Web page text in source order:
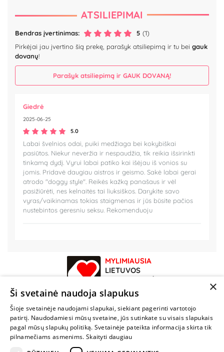
ATSILIEPIMAI
Bendras įvertinimas: 5 (1)
Pirkėjai jau įvertino šią prekę, parašyk atsiliepimą ir tu bei gauk
dovanų!
Parašyk atsiliepimą ir GAUK DOVANĄ!
Giedrė
2025-06-25
5.0
Labai švelnios odai, puiki medžiaga bei kokybiškai
pasiūtos. Niekur neveržia ir nespaudžia, tik reikia išsirinkti
tinkamą dydį. Vyrui labai patiko kai išėjau iš vonios su
jomis. Pridavė daugiau aistros ir geismo. Sakė labai gerai
atrodo "doggy style". Reikės kažką panašaus ir vėl
pasižiūrėti, nes kelnaitės tai liuksiškos. Darykite savo
vyras/vaikinamas tokias staigmenas ir jūs būsite pačios
nustebintos geresniu seksu. Rekomenduoju
MYLIMIAUSIA
LIETUVOS
PARDUOTUVĖ
NENUSTOK
ŽAISTI
×
Ši svetainė naudoja slapukus
Šioje svetainėje naudojami slapukai, siekiant pagerinti vartotojo
patirtį. Naudodamiesi mūsų svetaine, jūs sutinkate su visais slapukais
pagal mūsų slapukų politiką. Svetainėje pateikta informacija skirta tik
pilnamečiams asmenims. Skaityti daugiau